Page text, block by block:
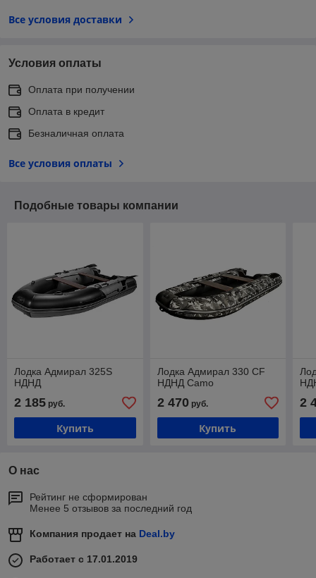
Все условия доставки
Условия оплаты
Оплата при получении
Оплата в кредит
Безналичная оплата
Все условия оплаты
Подобные товары компании
Лодка Адмирал 325S
НДНД
2 185 руб.
Купить
Лодка Адмирал 330 CF
НДНД Camo
2 470руб.
Купить
2
О нас
Рейтинг не сформирован
Менее 5 отзывов за последний год
Компания продает на Deal.by
Работает с 17.01.2019